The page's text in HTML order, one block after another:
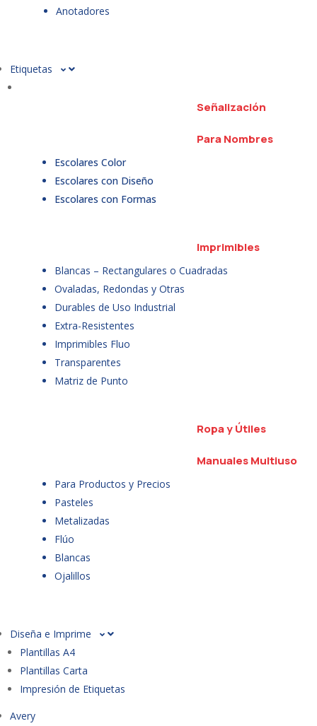
Anotadores
Etiquetas
Señalización
Para Nombres
Escolares Color
Escolares con Diseño
Escolares con Formas
Imprimibles
Blancas – Rectangulares o Cuadradas
Ovaladas, Redondas y Otras
Durables de Uso Industrial
Extra-Resistentes
Imprimibles Fluo
Transparentes
Matriz de Punto
Ropa y Útiles
Manuales Multiuso
Para Productos y Precios
Pasteles
Metalizadas
Flúo
Blancas
Ojalillos
Diseña e Imprime
Plantillas A4
Plantillas Carta
Impresión de Etiquetas
Avery